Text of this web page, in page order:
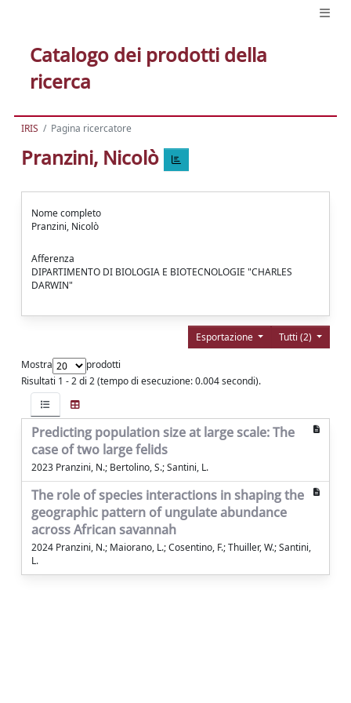
Catalogo dei prodotti della
ricerca
IRIS Pagina ricercatore
Pranzini, Nicolò
Nome completo
Pranzini, Nicolò
Afferenza
DIPARTIMENTO DI BIOLOGIA E BIOTECNOLOGIE "CHARLES
DARWIN"
Tutti (2)
Esportazione
Mostra
prodotti
Risultati 1 - 2 di 2 (tempo di esecuzione: 0.004 secondi).
Predicting population size at large scale: The
case of two large felids
2023 Pranzini, N.; Bertolino, S.; Santini, L.
The role of species interactions in shaping the
geographic pattern of ungulate abundance
across African savannah
2024 Pranzini, N.; Maiorano, L.; Cosentino, F.; Thuiller, W.; Santini,
L.